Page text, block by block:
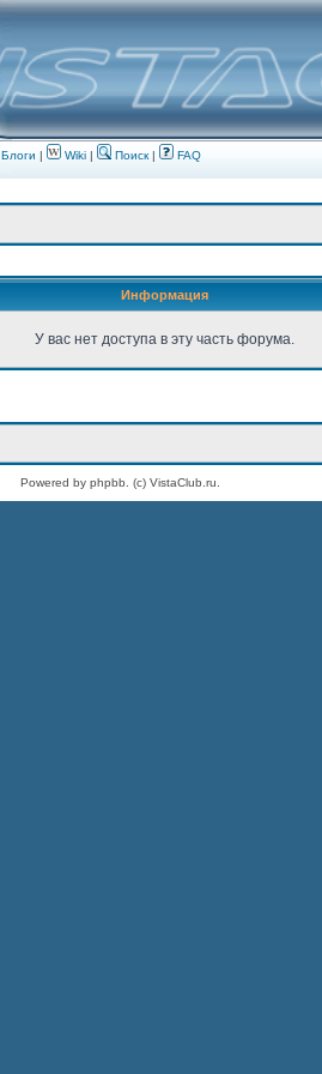
Блоги | Wiki | Поиск| FAQ
Информация
У вас нет доступа в эту часть форума.
Powered by phpbb. (c) VistaClub.ru.